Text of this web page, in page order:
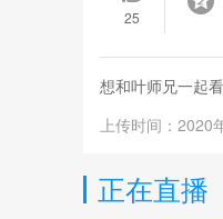
25
想和叶师兄一起
上传时间：2020
正在直播